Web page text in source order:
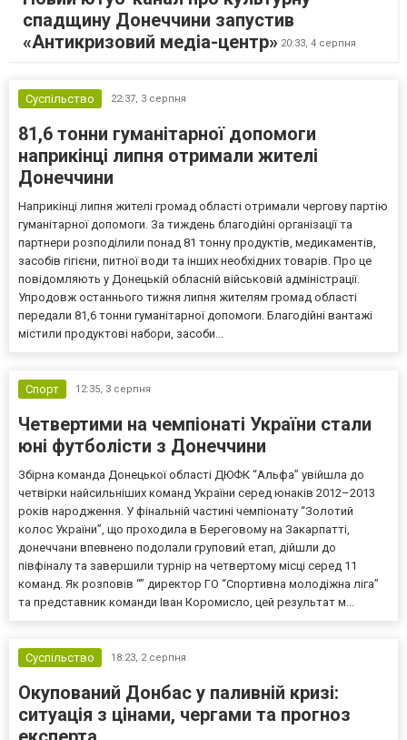
спадщину Донеччини запустив
«Антикризовий медіа-центр» 20:33, 4 серпня
Суспільство 22:37, 3 серпня
81,6 тонни гуманітарної допомоги
наприкінці липня отримали жителі
Донеччини
Наприкінці липня жителі громад області отримали чергову партію
гуманітарної допомоги. За тиждень благодійні організації та
партнери розподілили понад 81 тонну продуктів, медикаментів,
засобів гігієни, питної води та інших необхідних товарів. Про це
повідомляють у Донецькій обласній військовій адміністрації.
Упродовж останнього тижня липня жителям громад області
передали 81,6 тонни гуманітарної допомоги. Благодійні вантажі
містили продуктові набори, засоби...
Спорт 12:35, 3 серпня
Четвертими на чемпіонаті України стали
юні футболісти з Донеччини
Збірна команда Донецької області ДЮФК “Альфа” увійшла до
четвірки найсильніших команд України серед юнаків 2012–2013
років народження. У фінальній частині чемпіонату “Золотий
колос України”, що проходила в Береговому на Закарпатті,
донеччани впевнено подолали груповий етап, дійшли до
півфіналу та завершили турнір на четвертому місці серед 11
команд. Як розповів “” директор ГО “Спортивна молодіжна ліга”
та представник команди Іван Коромисло, цей результат м...
Суспільство 18:23, 2 серпня
Окупований Донбас у паливній кризі:
ситуація з цінами, чергами та прогноз